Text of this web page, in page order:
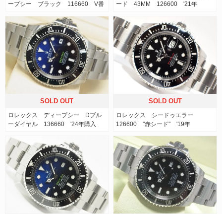
ープシー ブラック 116660 V番
ード 43MM 126600 '21年
SOLD OUT
ロレックス ディープシー Dブル
ーダイヤル 136660 '24年購入
SOLD OUT
ロレックス シードゥエラー
126600 "赤シード" '19年